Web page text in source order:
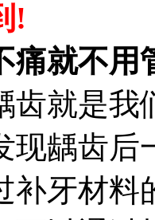
!
就不用
齿就是我
现龋齿后
补牙材料